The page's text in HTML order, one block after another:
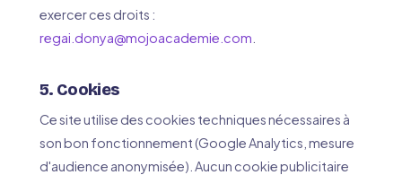
exercer ces droits :
regai.donya@mojoacademie.com
5. Cookies
Ce site utilise des cookies techniques nécessaires à
son bon fonctionnement (Google Analytics, mesure
d'audience anonymisée). Aucun cookie publicitaire